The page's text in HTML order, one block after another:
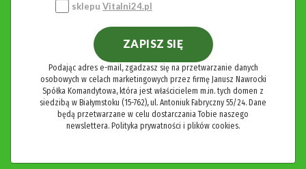
sklepu Vitalni24.pl
ZAPISZ SIĘ
Podając adres e-mail, zgadzasz się na przetwarzanie danych
osobowych w celach marketingowych przez firmę Janusz Nawrocki
Spółka Komandytowa, która jest właścicielem m.in. tych domen z
siedzibą w Białymstoku (15-762), ul. Antoniuk Fabryczny 55/24. Dane
będą przetwarzane w celu dostarczania Tobie naszego
newslettera. Polityka prywatności i plików cookies.